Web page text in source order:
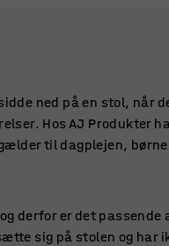
ned på en stol, når
Hos AJ Produkter
til dagplejen,
derfor er det
sig på stolen og